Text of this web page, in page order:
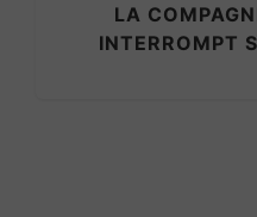
LA
INTERROMPT